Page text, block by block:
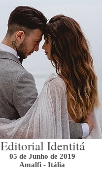
Editorial Identitá
05 de Junho de 2019
Amalfi - Itália